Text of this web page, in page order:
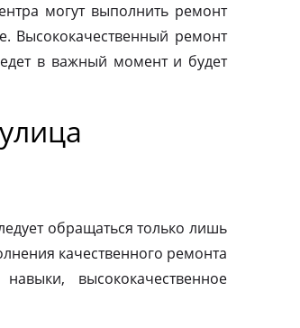
могут выполнить ремонт
Высококачественный ремонт
в важный момент и будет
обращаться только лишь
качественного ремонта
высококачественное